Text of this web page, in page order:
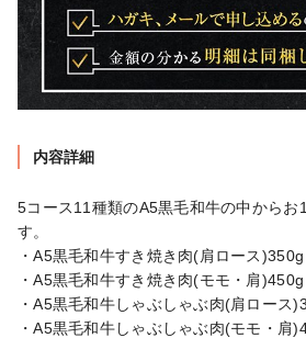
内容詳細
5コース11種類のA5黒毛和牛の中からお
す。
・A5黒毛和牛すき焼き肉(肩ロース)350g
・A5黒毛和牛すき焼き肉(モモ・肩)450g
・A5黒毛和牛しゃぶしゃぶ肉(肩ロース
・A5黒毛和牛しゃぶしゃぶ肉(モモ・肩